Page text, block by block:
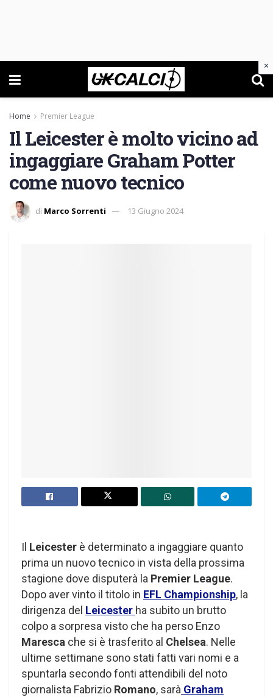
Home Premier League
Il Leicester è molto vicino ad
ingaggiare Graham Potter
come nuovo tecnico
di Marco Sorrenti 13 Giugno 2024
Il Leicester è determinato a ingaggiare quanto
prima un nuovo tecnico in vista della prossima
stagione dove disputerà la Premier League.
Dopo aver vinto il titolo in EFL Championship, la
dirigenza del Leicester ha subito un brutto
colpo a sorpresa visto che ha perso Enzo
Maresca che si è trasferito al Chelsea. Nelle
ultime settimane sono stati fatti vari nomi e a
spuntarla secondo fonti attendibili del noto
giornalista Fabrizio Romano, sarà Graham
×